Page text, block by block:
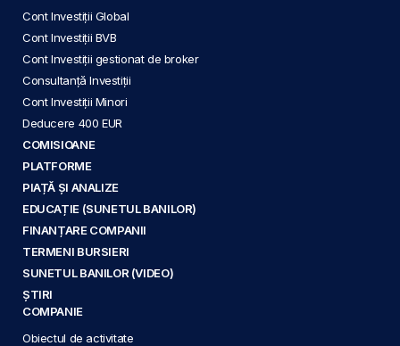
Cont Investiții Global
Cont Investiții BVB
Cont Investiții gestionat de broker
Consultanță Investiții
Cont Investiții Minori
Deducere 400 EUR
COMISIOANE
PLATFORME
PIAȚĂ ȘI ANALIZE
EDUCAȚIE (SUNETUL BANILOR)
FINANȚARE COMPANII
TERMENI BURSIERI
SUNETUL BANILOR (VIDEO)
ȘTIRI
COMPANIE
Obiectul de activitate